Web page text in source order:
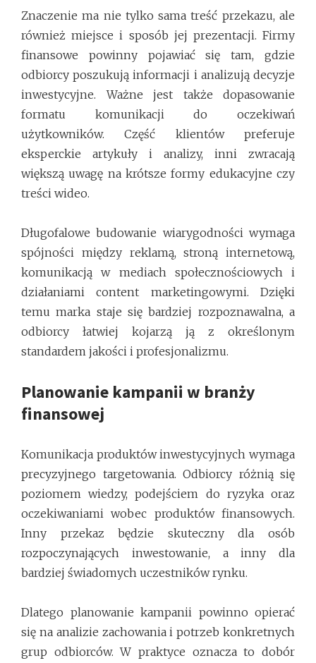
Znaczenie ma nie tylko sama treść przekazu, ale
również miejsce i sposób jej prezentacji. Firmy
finansowe powinny pojawiać się tam, gdzie
odbiorcy poszukują informacji i analizują decyzje
inwestycyjne. Ważne jest także dopasowanie
formatu komunikacji do oczekiwań
użytkowników. Część klientów preferuje
eksperckie artykuły i analizy, inni zwracają
większą uwagę na krótsze formy edukacyjne czy
treści wideo.
Długofalowe budowanie wiarygodności wymaga
spójności między reklamą, stroną internetową,
komunikacją w mediach społecznościowych i
działaniami content marketingowymi. Dzięki
temu marka staje się bardziej rozpoznawalna, a
odbiorcy łatwiej kojarzą ją z określonym
standardem jakości i profesjonalizmu.
Planowanie kampanii w branży
finansowej
Komunikacja produktów inwestycyjnych wymaga
precyzyjnego targetowania. Odbiorcy różnią się
poziomem wiedzy, podejściem do ryzyka oraz
oczekiwaniami wobec produktów finansowych.
Inny przekaz będzie skuteczny dla osób
rozpoczynających inwestowanie, a inny dla
bardziej świadomych uczestników rynku.
Dlatego planowanie kampanii powinno opierać
się na analizie zachowania i potrzeb konkretnych
grup odbiorców. W praktyce oznacza to dobór